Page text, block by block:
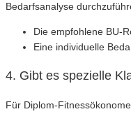
Bedarfsanalyse
Die empfohlene BU-
Eine individuelle
4. Gibt es spezielle
Für Diplom-